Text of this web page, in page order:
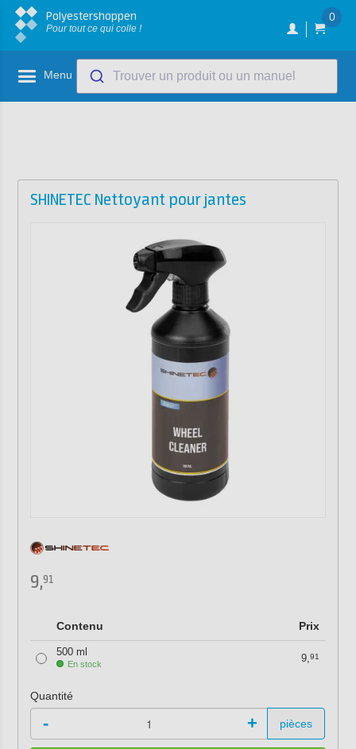
Polyestershoppen
Pour tout ce qui colle !
0
Menu Trouver un produit ou un manuel
SHINETEC Nettoyant pour jantes
9,91
Contenu Prix
500 ml
En stock 9,91
Quantité
- + pièces